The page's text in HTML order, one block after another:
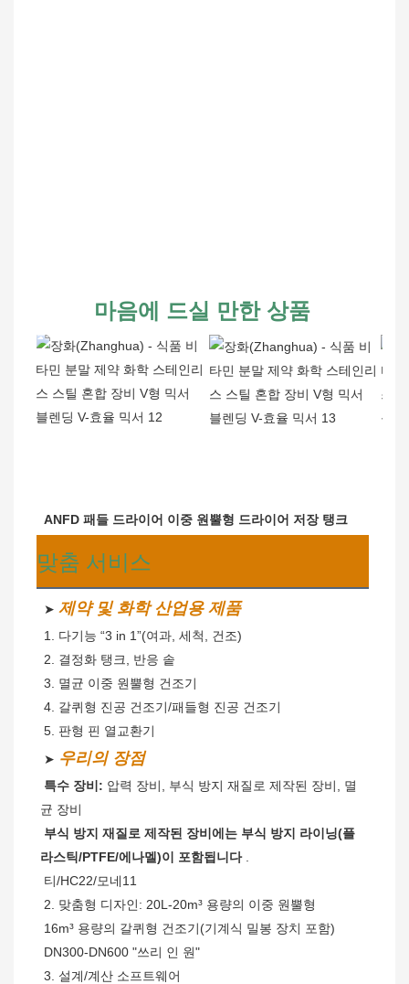
마음에 드실 만한 상품
ANFD 패들 드라이어 이중 원뿔형 드라이어 저장 탱크
맞춤 서비스
➤ 제약 및 화학 산업용 제품
1. 다기능 “3 in 1”(여과, 세척, 건조)
2. 결정화 탱크, 반응 솥
3. 멸균 이중 원뿔형 건조기
4. 갈퀴형 진공 건조기/패들형 진공 건조기
5. 판형 핀 열교환기
➤ 우리의 장점
특수 장비: 압력 장비, 부식 방지 재질로 제작된 장비, 멸
균 장비
부식 방지 재질로 제작된 장비에는 부식 방지 라이닝(플
라스틱/PTFE/에나멜)이 포함됩니다 .
티/HC22/모네11
2. 맞춤형 디자인: 20L-20m³ 용량의 이중 원뿔형
16m³ 용량의 갈퀴형 건조기(기계식 밀봉 장치 포함)
DN300-DN600 "쓰리 인 원"
3. 설계/계산 소프트웨어